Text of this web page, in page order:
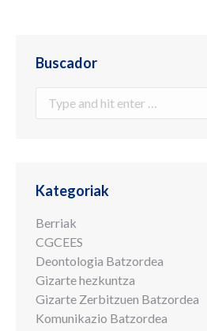
Buscador
Kategoriak
Berriak
CGCEES
Deontologia Batzordea
Gizarte hezkuntza
Gizarte Zerbitzuen Batzordea
Komunikazio Batzordea